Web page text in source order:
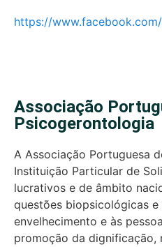
https://
Associação
Psicogerontologia
A Associação Portuguesa
Instituição Particular de
lucrativos e de âmbito
questões biopsicológicas e
envelhecimento e às
promoção da dignificação,